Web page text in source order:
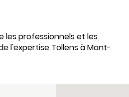
les professionnels et les
l'expertise Tollens à Mont-